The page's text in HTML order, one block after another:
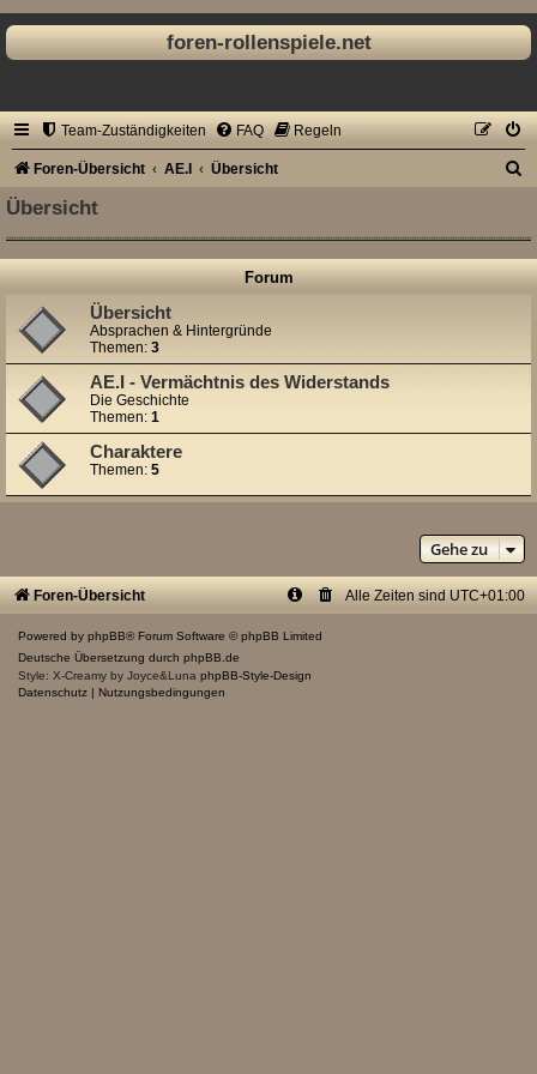
foren-rollenspiele.net
Team-Zuständigkeiten FAQ Regeln
Foren-Übersicht AE.I Übersicht
h
Übersicht
Forum
Übersicht
Absprachen & Hintergründe
Themen: 3
AE.I - Vermächtnis des Widerstands
Die Geschichte
Themen: 1
Charaktere
Themen: 5
Gehe zu
Foren-Übersicht Alle Zeiten sind UTC+01:00
Powered by phpBB® Forum Software © phpBB Limited
Deutsche Übersetzung durch phpBB.de
Style: X-Creamy by Joyce&Luna phpBB-Style-Design
Datenschutz | Nutzungsbedingungen